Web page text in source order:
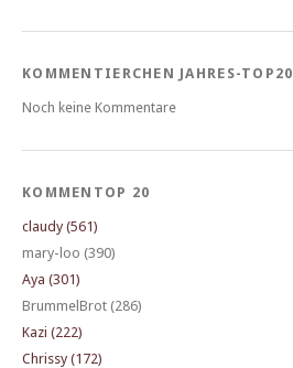
KOMMENTIERCHEN JAHRES-TOP20
Noch keine Kommentare
KOMMENTOP 20
claudy (561)
mary-loo (390)
Aya (301)
BrummelBrot (286)
Kazi (222)
Chrissy (172)